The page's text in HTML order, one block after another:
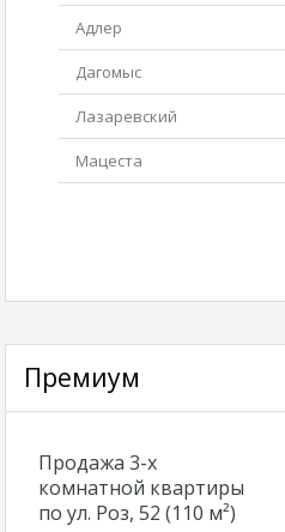
Адлер
Дагомыс
Лазаревский
Мацеста
Премиум
Продажа 3-х
комнатной квартиры
по ул. Роз, 52 (110 м²)